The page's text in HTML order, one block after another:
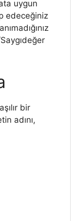
uygun
edeceğiniz
bir
adını,